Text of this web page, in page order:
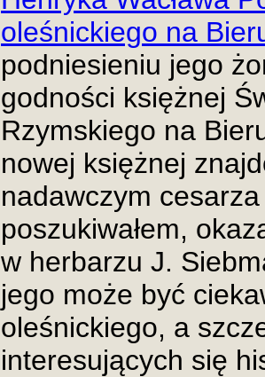
oleśnickiego na
podniesieniu jego
godności księżnej
Rzymskiego na
nowej księżnej
nadawczym
poszukiwałem,
w herbarzu J.
jego może być
oleśnickiego, a
interesujących się